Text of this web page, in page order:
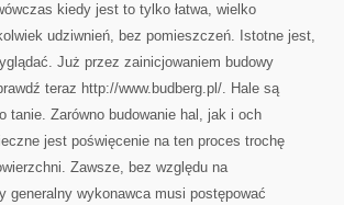
kiedy jest to tylko łatwa, wielko
udziwnień, bez pomieszczeń. Istotne jest,
Już przez zainicjowaniem budowy
teraz http://www.budberg.pl/. Hale są
tanie. Zarówno budowanie hal, jak i och
jest poświęcenie na ten proces trochę
Zawsze, bez względu na
wykonawca musi postępować